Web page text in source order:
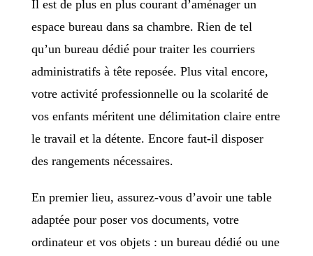
Il est de plus en plus courant d’aménager un
espace bureau dans sa chambre. Rien de tel
qu’un bureau dédié pour traiter les courriers
administratifs à tête reposée. Plus vital encore,
votre activité professionnelle ou la scolarité de
vos enfants méritent une délimitation claire entre
le travail et la détente. Encore faut-il disposer
des rangements nécessaires.
En premier lieu, assurez-vous d’avoir une table
adaptée pour poser vos documents, votre
ordinateur et vos objets : un bureau dédié ou une